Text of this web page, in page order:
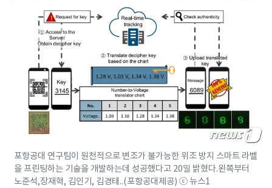
포항공대 연구팀이 원천적으로 변조가 불가능한 위조 방지 스마트 라벨
을 프린팅하는 기술을 개발하는데 성공했다고 20일 밝혔다.왼쪽부터
노준석,장재혁, 김인기, 김경태..(포항공대제공) ⓒ 뉴스1